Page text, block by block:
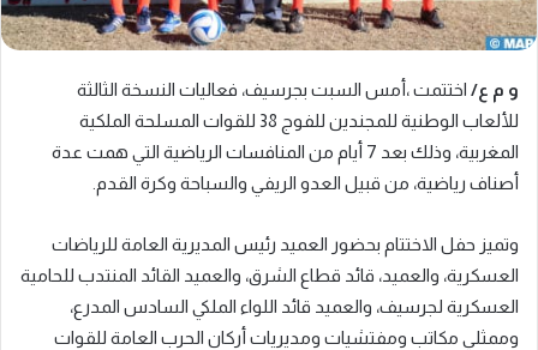
و م ع/ اختتمت ،أمس السبت بجرسيف، فعاليات النسخة الثالثة
للألعاب الوطنية للمجندين للفوج 38 للقوات المسلحة الملكية
المغربية، وذلك بعد 7 أيام من المنافسات الرياضية التي همت عدة
أصناف رياضية، من قبيل العدو الريفي والسباحة وكرة القدم.
وتميز حفل الاختتام بحضور العميد رئيس المديرية العامة للرياضات
العسكرية، والعميد، قائد قطاع الشرق، والعميد القائد المنتدب للحامية
العسكرية لجرسيف، والعميد قائد اللواء الملكي السادس المدرع،
وممثلي مكاتب ومفتشيات ومديريات أركان الحرب العامة للقوات